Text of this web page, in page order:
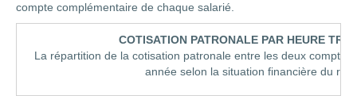
compte complémentaire de chaque salarié.
COTISATION PATRONALE PAR HEURE
La répartition de la cotisation patronale entre les deux
année selon la situation financière du